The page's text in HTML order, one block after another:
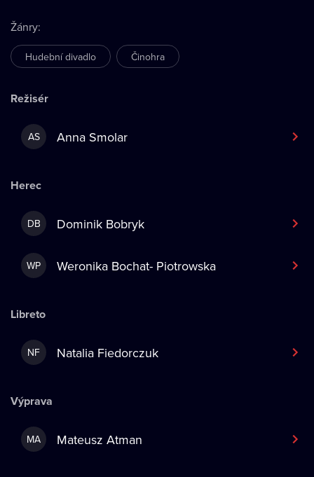
Žánry:
Hudební divadlo Činohra
Režisér
AS Anna Smolar
Herec
DB Dominik Bobryk
WP Weronika Bochat- Piotrowska
Libreto
NF Natalia Fiedorczuk
Výprava
MA Mateusz Atman